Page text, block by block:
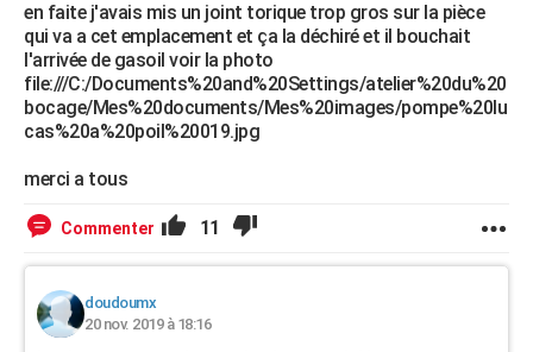
en faite j'avais mis un joint torique trop gros sur la pièce
qui va a cet emplacement et ça la déchiré et il bouchait
l'arrivée de gasoil voir la photo
file:///C:/Documents%20and%20Settings/atelier%20du%20
bocage/Mes%20documents/Mes%20images/pompe%20lu
cas%20a%20poil%20019.jpg
merci a tous
Commenter 11
doudoumx
20 nov. 2019 à 18:16